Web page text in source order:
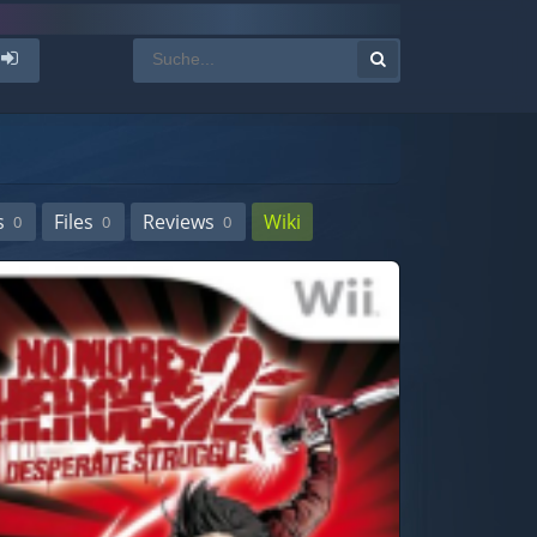
0 Files 0 Reviews 0 Wiki